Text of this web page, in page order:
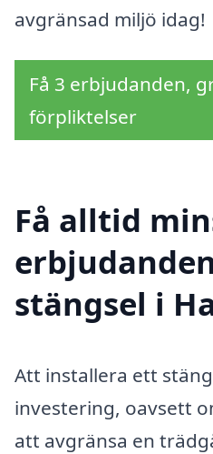
avgränsad miljö idag!
Få 3 erbjudanden,
förpliktelser
Få alltid
stängsel i
Att installera ett
investering, oavsett
att avgränsa en